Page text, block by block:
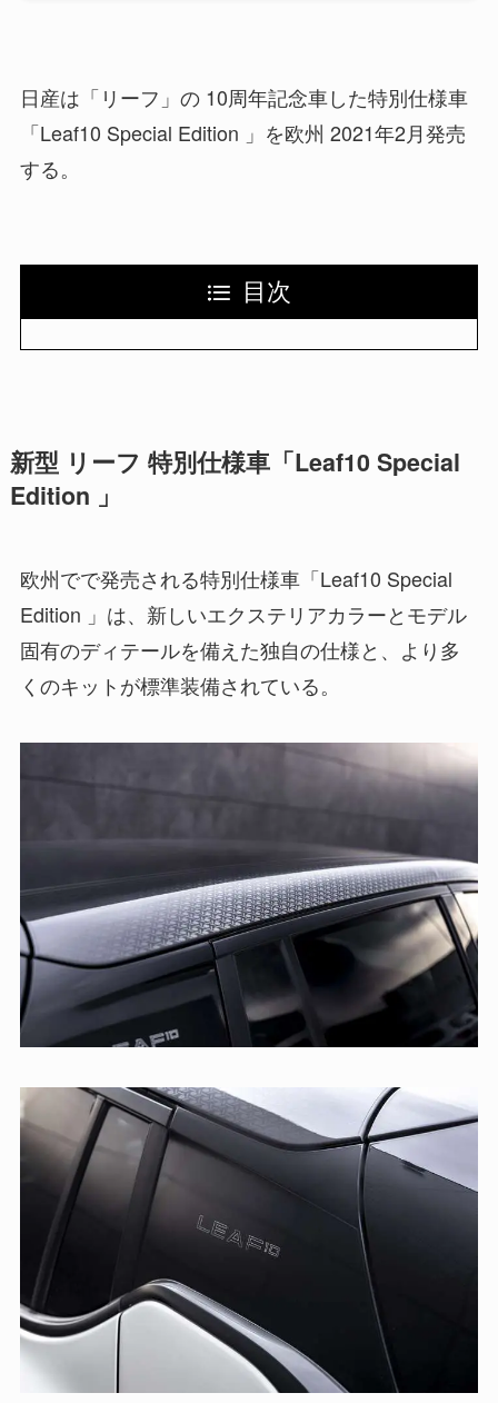
日産は「リーフ」の 10周年記念車した特別仕様車
「Leaf10 Special Edition 」を欧州 2021年2月発売
する。
目次
新型 リーフ 特別仕様車「Leaf10 Special
Edition 」
欧州でで発売される特別仕様車「Leaf10 Special
Edition 」は、新しいエクステリアカラーとモデル
固有のディテールを備えた独自の仕様と、より多
くのキットが標準装備されている。